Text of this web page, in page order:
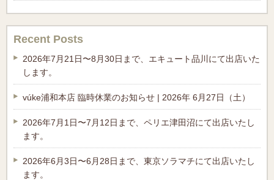
Recent Posts
2026年7月21日〜8月30日まで、エキュート品川にて出店いた
します。
vúke浦和本店 臨時休業のお知らせ | 2026年 6月27日（土）
2026年7月1日〜7月12日まで、ペリエ津田沼にて出店いたし
ます。
2026年6月3日〜6月28日まで、東京ソラマチにて出店いたし
ます。